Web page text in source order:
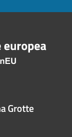
Grotte